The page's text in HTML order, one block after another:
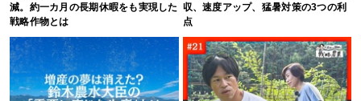
減。約一カ月の長期休暇をも実現した
戦略作物とは
収、速度アップ、猛暑対策の3つの利
点